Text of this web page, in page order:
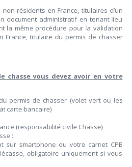
résidents en France, titulaires d’un
document administratif en tenant lieu
la même procédure pour la validation
France, titulaire du permis de chasser
chasse vous devez avoir en votre
permis de chasser (volet vert ou les
carte bancaire)
(responsabilité civile Chasse)
:
sur smartphone ou votre carnet CPB
obligatoire uniquement si vous